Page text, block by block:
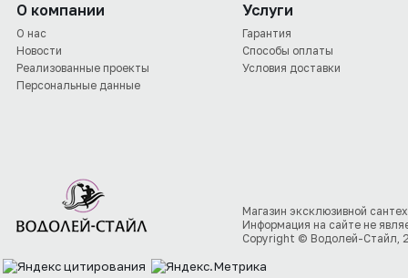
О компании
О нас
Новости
Реализованные проекты
Персональные данные
Услуги
Гарантия
Способы оплаты
Условия доставки
Магазин эксклюзивной
Информация на сайте не
Copyright © Водолей-Стайл,